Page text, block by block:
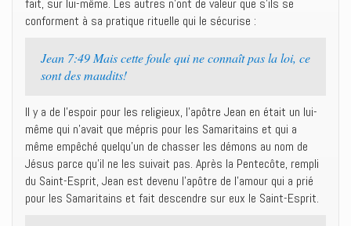
fait, sur lui-même. Les autres n’ont de valeur que s’ils se
conforment à sa pratique rituelle qui le sécurise :
Jean 7:49 Mais cette foule qui ne connaît pas la loi, ce
sont des maudits!
Il y a de l’espoir pour les religieux, l’apôtre Jean en était un lui-
même qui n’avait que mépris pour les Samaritains et qui a
même empêché quelqu’un de chasser les démons au nom de
Jésus parce qu’il ne les suivait pas. Après la Pentecôte, rempli
du Saint-Esprit, Jean est devenu l’apôtre de l’amour qui a prié
pour les Samaritains et fait descendre sur eux le Saint-Esprit.